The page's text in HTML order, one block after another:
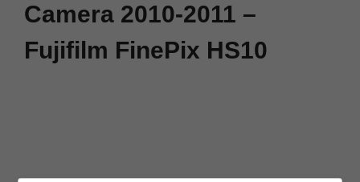
Camera 2010-2011 –
Fujifilm FinePix HS10